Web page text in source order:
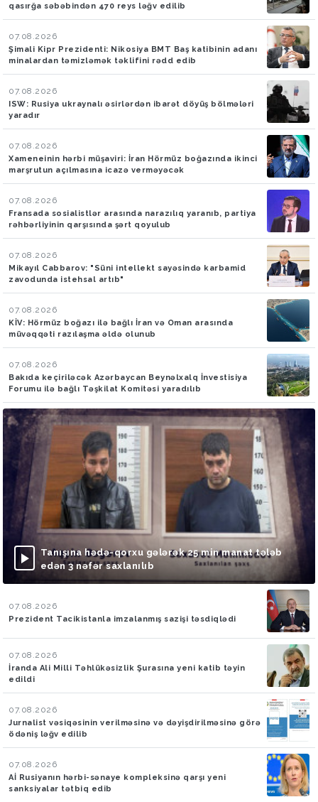
qasırğa səbəbindən 470 reys ləğv edilib
07.08.2026
Şimali Kipr Prezidenti: Nikosiya BMT Baş katibinin adanı
minalardan təmizləmək təklifini rədd edib
07.08.2026
ISW: Rusiya ukraynalı əsirlərdən ibarət döyüş bölmələri
yaradır
07.08.2026
Xameneinin hərbi müşaviri: İran Hörmüz boğazında ikinci
marşrutun açılmasına icazə verməyəcək
07.08.2026
Fransada sosialistlər arasında narazılıq yaranıb, partiya
rəhbərliyinin qarşısında şərt qoyulub
07.08.2026
Mikayıl Cabbarov: "Süni intellekt sayəsində karbamid
zavodunda istehsal artıb"
07.08.2026
KİV: Hörmüz boğazı ilə bağlı İran və Oman arasında
müvəqqəti razılaşma əldə olunub
07.08.2026
Bakıda keçiriləcək Azərbaycan Beynəlxalq İnvestisiya
Forumu ilə bağlı Təşkilat Komitəsi yaradılıb
Tanışına hədə-qorxu gələrək 25 min manat tələb
edən 3 nəfər saxlanılıb
07.08.2026
Prezident Tacikistanla imzalanmış sazişi təsdiqlədi
07.08.2026
İranda Ali Milli Təhlükəsizlik Şurasına yeni katib təyin
edildi
07.08.2026
Jurnalist vəsiqəsinin verilməsinə və dəyişdirilməsinə görə
ödəniş ləğv edilib
07.08.2026
Aİ Rusiyanın hərbi-sənaye kompleksinə qarşı yeni
sanksiyalar tətbiq edib